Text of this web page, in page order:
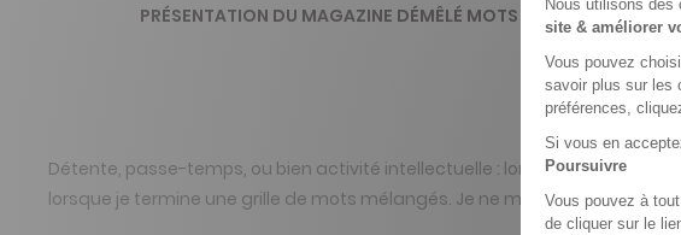
PRÉSENTATION DU MAGAZINE DÉMÊLÉ MOTS PAUSE DÉTENTE +
Détente, passe-temps, ou bien activité intellectuelle : lorsque je cherche
lorsque je termine une grille de mots mélangés. Je ne m'en lasse jamais